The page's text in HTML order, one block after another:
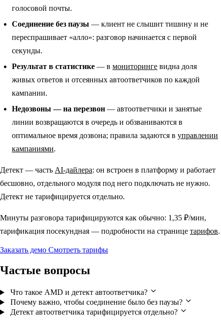
голосовой почты.
Соединение без паузы — клиент не слышит тишину и не
переспрашивает «алло»: разговор начинается с первой
секунды.
Результат в статистике — в мониторинге видна доля
живых ответов и отсеянных автоответчиков по каждой
кампании.
Недозвоны — на перезвон — автоответчики и занятые
линии возвращаются в очередь и обзваниваются в
оптимальное время дозвона; правила задаются в управлении
кампаниями.
Детект — часть AI-дайлера: он встроен в платформу и работает
бесшовно, отдельного модуля под него подключать не нужно.
Детект не тарифицируется отдельно.
Минуты разговора тарифицируются как обычно: 1,35 ₽/мин,
тарификация посекундная — подробности на странице тарифов.
Заказать демо Смотреть тарифы
Частые вопросы
Что такое AMD и детект автоответчика?
Почему важно, чтобы соединение было без паузы?
Детект автоответчика тарифицируется отдельно?